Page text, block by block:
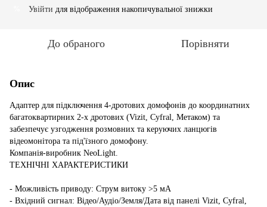
Увійти для відображення накопичувальної знижки
До обраного Порівняти
Опис
Адаптер для підключення 4-дротових домофонів до координатних
багатоквартирних 2-х дротових (Vizit, Cyfral, Метаком) та
забезпечує узгодження розмовних та керуючих ланцюгів
відеомонітора та під'їзного домофону.
Компанія-виробник NeoLight.
ТЕХНІЧНІ ХАРАКТЕРИСТИКИ
- Можливість приводу: Струм витоку >5 мА
- Вхідний сигнал: Відео/Аудіо/Земля/Дата від панелі Vizit, Cyfral,